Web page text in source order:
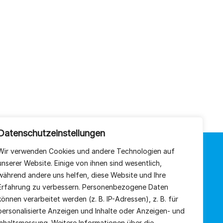
verwenden Cookies und andere Technologien auf
Website. Einige von ihnen sind wesentlich,
andere uns helfen, diese Website und Ihre
zu verbessern. Personenbezogene Daten
verarbeitet werden (z. B. IP-Adressen), z. B. für
Anzeigen und Inhalte oder Anzeigen- und
QUICKLINKS
Home
Sortiment